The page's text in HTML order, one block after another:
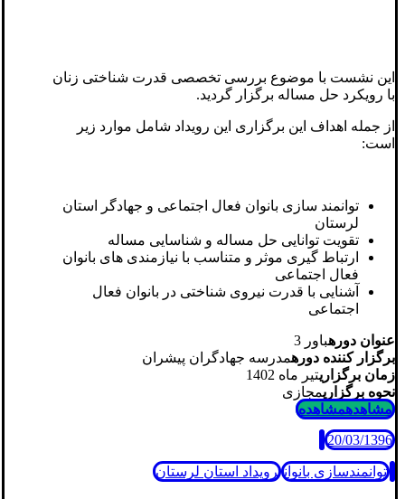
این نشست با موضوع بررسی تخصصی قدرت شناختی زنان
با رویکرد حل مساله برگزار گردید.
از جمله اهداف این برگزاری این رویداد شامل موارد زیر
است:
توانمند سازی بانوان فعال اجتماعی و جهادگر استان
لرستان
تقویت توانایی حل مساله و شناسایی مساله
ارتباط گیری موثر و متناسب با نیازمندی های بانوان
فعال اجتماعی
آشنایی با قدرت نیروی شناختی در بانوان فعال
اجتماعی
عنوان دورهباور 3
برگزار کننده دورهمدرسه جهادگران پیشران
زمان برگزاریتیر ماه 1402
نحوه برگزاریمجازی
مشاهدهمشاهده
20/03/1396
توانمندسازی بانوان رویداد استان لرستان